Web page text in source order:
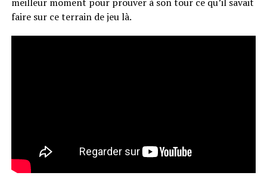
faire sur ce terrain de jeu là.